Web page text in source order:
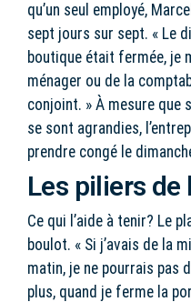
qu’un seul employé,
sept jours sur sept. « Le
boutique était fermée, je
ménager ou de la
conjoint. » À mesure que
se sont agrandies,
prendre congé le
Les piliers de
Ce qui l’aide à tenir? Le
boulot. « Si j’avais de la
matin, je ne pourrais pas
plus, quand je ferme la